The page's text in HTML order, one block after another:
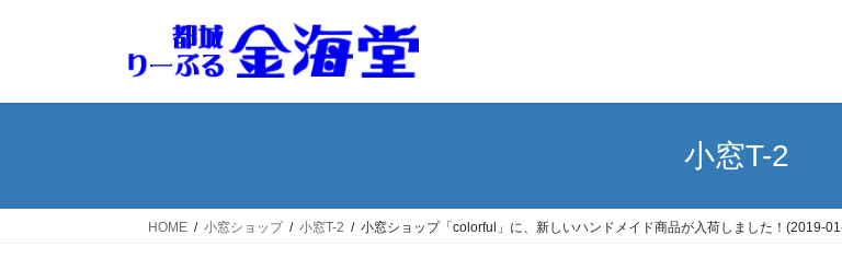
小窓T-2
HOME 小窓ショップ 小窓T-2 小窓ショップ「colorful」に、新しいハンドメイド商品が入荷しました！(2019-